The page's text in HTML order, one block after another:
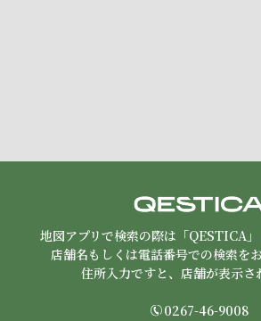
地図アプリで検索の際は「QESTICA
店舗名もしくは電話番号での検索を
住所入力ですと、店舗が表示さ
0267-46-9008